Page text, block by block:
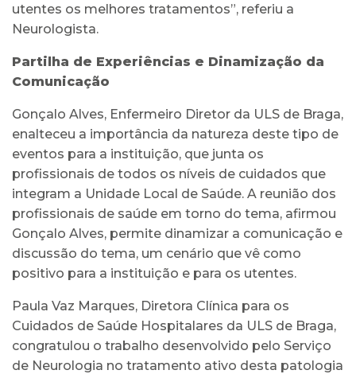
utentes os melhores tratamentos”, referiu a
Neurologista.
Partilha de Experiências e Dinamização da
Comunicação
Gonçalo Alves, Enfermeiro Diretor da ULS de Braga,
enalteceu a importância da natureza deste tipo de
eventos para a instituição, que junta os
profissionais de todos os níveis de cuidados que
integram a Unidade Local de Saúde. A reunião dos
profissionais de saúde em torno do tema, afirmou
Gonçalo Alves, permite dinamizar a comunicação e
discussão do tema, um cenário que vê como
positivo para a instituição e para os utentes.
Paula Vaz Marques, Diretora Clínica para os
Cuidados de Saúde Hospitalares da ULS de Braga,
congratulou o trabalho desenvolvido pelo Serviço
de Neurologia no tratamento ativo desta patologia